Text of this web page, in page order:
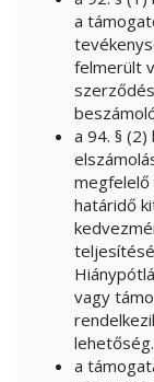
a
felmerült
a 94. §
határidő
vagy
lehetőség.
a